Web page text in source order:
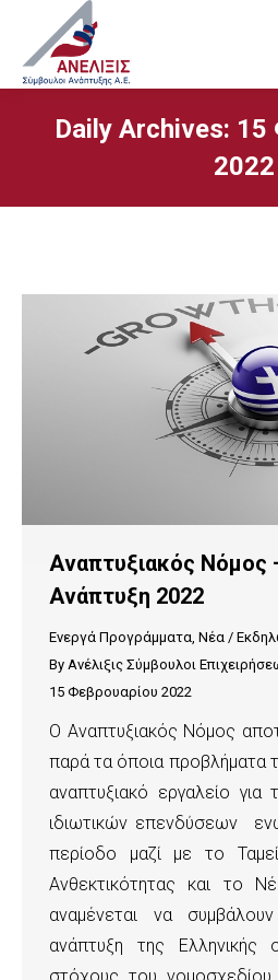
Daily Archives: 15
2022
Αναπτυξιακός Νόμος
Ανάπτυξη 2022
Ενεργά Προγράμματα Νέα /
By Ανέλιξις Σύμβουλοι
15 Φεβρουαρίου 2022
Ο Αναπτυξιακός Νόμος
παρά τα όποια προβλήματα
αναπτυξιακό εργαλείο για
ιδιωτικών επενδύσεων
περίοδο μαζί με το
Ανθεκτικότητας και το
αναμένεται να
ανάπτυξη της Ελληνικής